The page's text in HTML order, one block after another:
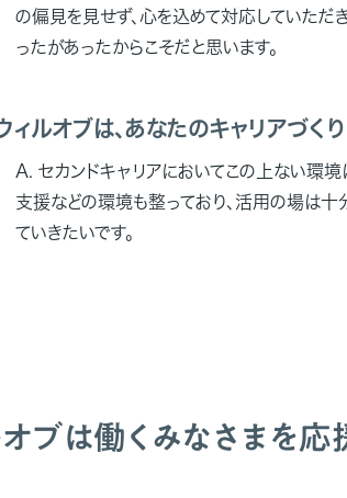
の偏見を見せず、心を込めて対応していただ
ったがあったからこそだと思います。
ィルオブは、あなたのキャリアづく
セカンドキャリアにおいてこの上ない環境
支援などの環境も整っており、活用の場は十
ていきたいです。
オブは働くみなさまを応